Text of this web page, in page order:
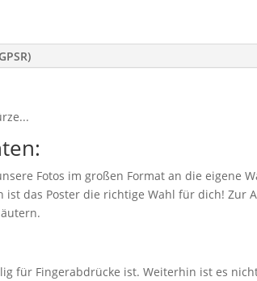
Fotos im großen Format an die eigene
das Poster die richtige Wahl für dich! Zur
für Fingerabdrücke ist. Weiterhin ist es